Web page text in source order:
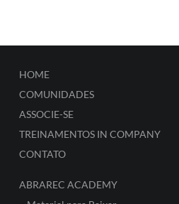
HOME
COMUNIDADES
ASSOCIE-SE
TREINAMENTOS IN COMPANY
CONTATO
ABRAREC ACADEMY